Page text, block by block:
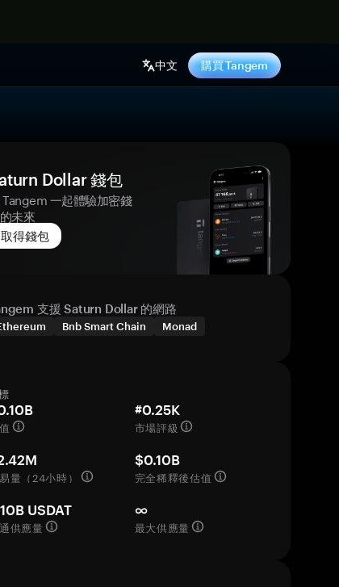
中文 購買 Tangem
Dollar 錢包
一起體驗加密錢
未來
取得錢包
支援 Saturn Dollar 的網路
Bnb Smart Chain Monad
#0.25K
市場評級
量（24小時）
$0.10B
完全稀釋後估值
USDAT
供應量
∞
最大供應量